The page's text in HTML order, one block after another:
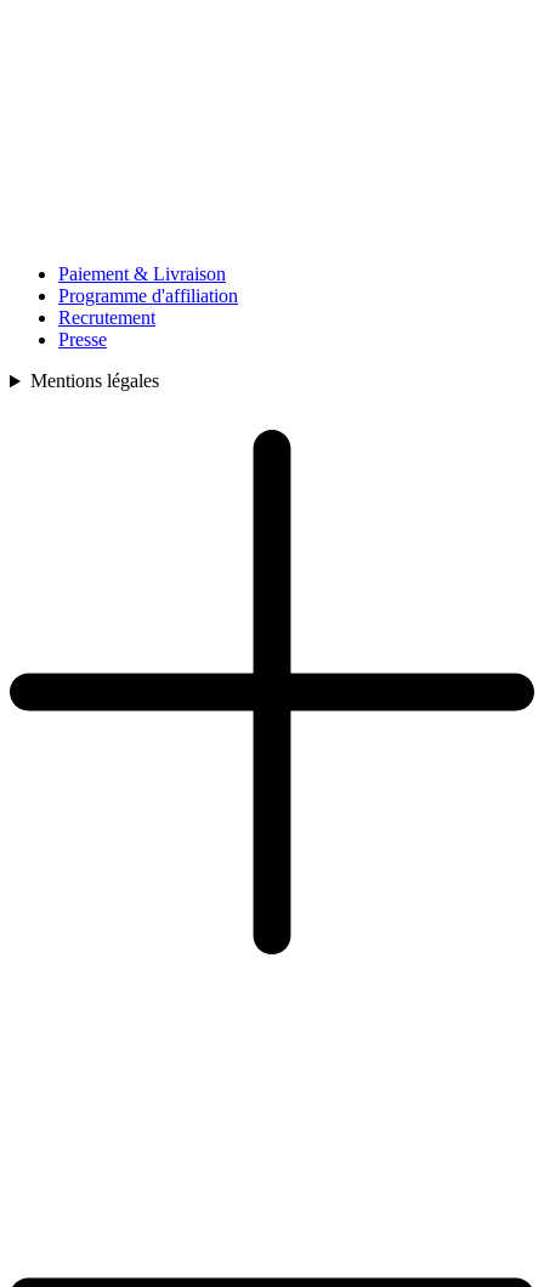
Paiement & Livraison
Programme d'affiliation
Recrutement
Presse
Mentions légales